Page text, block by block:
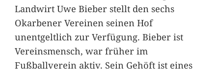
Landwirt Uwe Bieber stellt den sechs
Okarbener Vereinen seinen Hof
unentgeltlich zur Verfügung. Bieber ist
Vereinsmensch, war früher im
Fußballverein aktiv. Sein Gehöft ist eines